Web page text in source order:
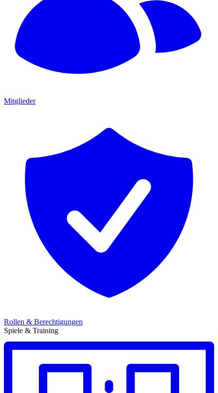
Mitglieder
Rollen & Berechtigungen
Spiele & Training